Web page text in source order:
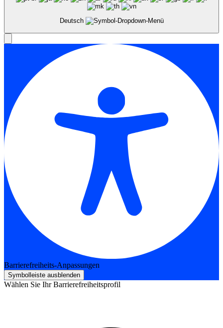
Deutsch
Barrierefreiheits-Anpassungen
Symbolleiste ausblenden
Wählen Sie Ihr Barrierefreiheitsprofil